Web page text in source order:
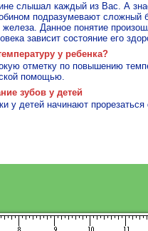
слышал каждый из Вас. А
подразумевают сложный
Данное понятие
зависит состояние его
у ребенка?
отметку по повышению
помощью.
зубов у детей
у детей начинают